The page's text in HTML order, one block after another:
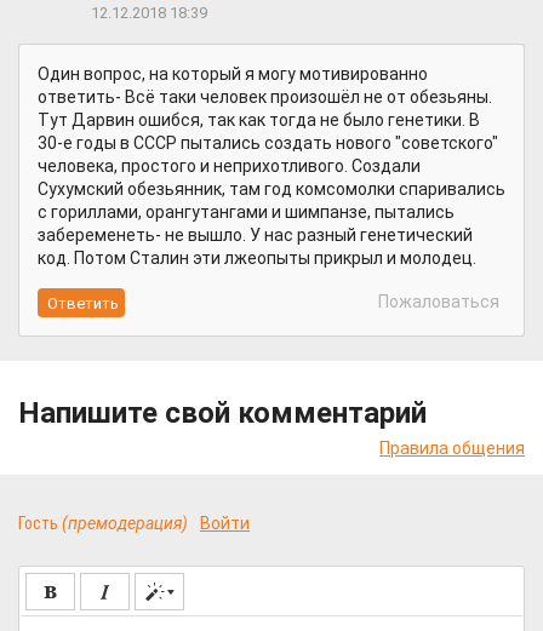
12.12.2018 18:39
Один вопрос, на который я могу мотивированно
ответить- Всё таки человек произошёл не от обезьяны.
Тут Дарвин ошибся, так как тогда не было генетики. В
30-е годы в СССР пытались создать нового "советского"
человека, простого и неприхотливого. Создали
Сухумский обезьянник, там год комсомолки спаривались
с гориллами, орангутангами и шимпанзе, пытались
забеременеть- не вышло. У нас разный генетический
код. Потом Сталин эти лжеопыты прикрыл и молодец.
Пожаловаться
Напишите свой комментарий
Правила общения
Гость (премодерация) Войти